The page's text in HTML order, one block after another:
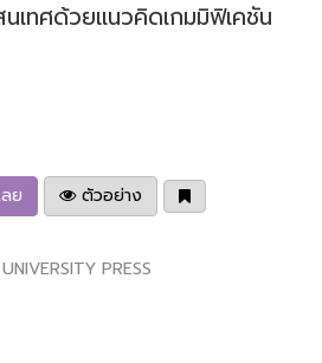
เทศด้วยแนวคิดเกมมิฟิเคชัน
ย
ตัวอย่าง
PRESS